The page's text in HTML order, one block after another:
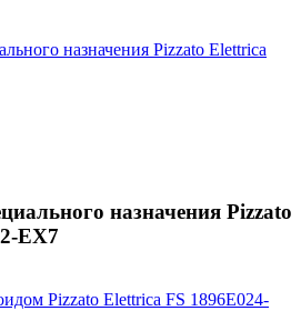
назначения Pizzato
EX7